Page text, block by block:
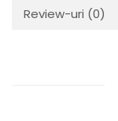
Review-uri (0)